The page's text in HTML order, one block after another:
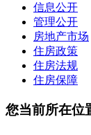
信息公开
管理公开
房地产市场
住房政策
住房法规
住房保障
您当前所在位